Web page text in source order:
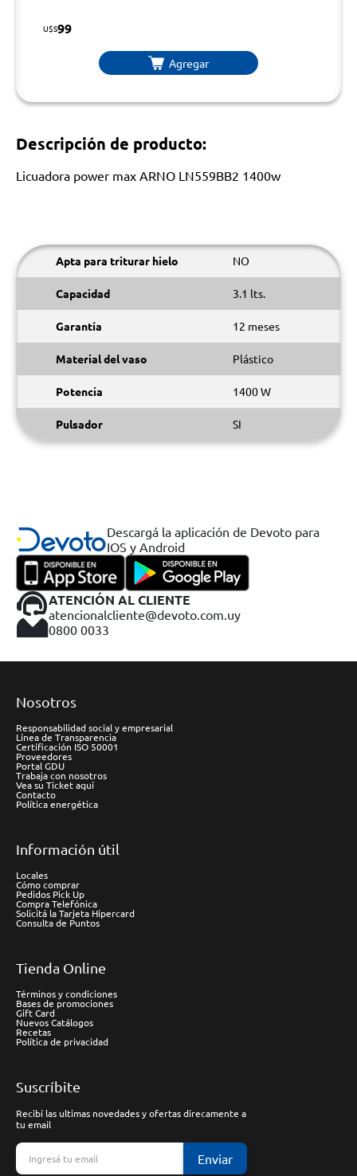
U$S99
Agregar
Descripción de producto:
Licuadora power max ARNO LN559BB2 1400w
Apta para triturar hielo NO
Capacidad 3.1 lts.
Garantía 12 meses
Material del vaso Plástico
Potencia 1400 W
Pulsador SI
Descargá la aplicación de Devoto para
IOS y Android
ATENCIÓN AL CLIENTE
atencionalcliente@devoto.com.uy
0800 0033
Nosotros
Responsabilidad social y empresarial
Línea de Transparencia
Certificación ISO 50001
Proveedores
Portal GDU
Trabaja con nosotros
Vea su Ticket aquí
Contacto
Política energética
Información útil
Locales
Cómo comprar
Pedidos Pick Up
Compra Telefónica
Solicitá la Tarjeta Hipercard
Consulta de Puntos
Tienda Online
Términos y condiciones
Bases de promociones
Gift Card
Nuevos Catálogos
Recetas
Política de privacidad
Suscríbite
Recibí las ultimas novedades y ofertas direcamente a
tu email
Enviar